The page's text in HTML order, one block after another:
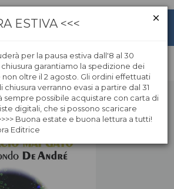
ESTIVA <<<
per la pausa estiva dall'8 al 30
garantiamo la spedizione dei
oltre il 2 agosto. Gli ordini effettuati
verranno evasi a partire dal 31
sempre possibile acquistare con carta di
digitali, che si possono scaricare
Buona estate e buona lettura a tutti!
Editrice